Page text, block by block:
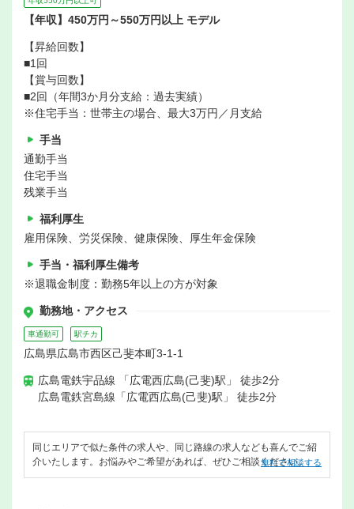
【年収】450万円～550万円以上 モデル
【昇給回数】
■1回
【賞与回数】
■2回（年間3か月分支給：過去実績）
※住宅手当：世帯主の場合、最大3万円／月支給
手当
通勤手当
住宅手当
残業手当
福利厚生
雇用保険、労災保険、健康保険、厚生年金保険
手当・福利厚生備考
※退職金制度：勤務5年以上の方が対象
勤務地・アクセス
車通勤可 駅チカ
広島県広島市西区己斐本町3-1-1
広島電鉄宇品線 「広電西広島(己斐)駅」 徒歩2分
広島電鉄宮島線「広電西広島(己斐)駅」 徒歩2分
同じエリアで似た条件の求人や、同じ路線の求人なども喜んでご紹
介いたします。お悩みやご希望があれば、ぜひご相談ください。
無料で相談する